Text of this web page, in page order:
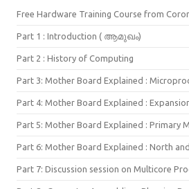
Free Hardware Training Course from
Part 1 : Introduction ( ആമുഖം)
Part 2 : History of Computing
Part 3: Mother Board Explained :
Part 4: Mother Board Explained :
Part 5: Mother Board Explained : Primary
Part 6: Mother Board Explained : North
Part 7: Discussion session on Multicore